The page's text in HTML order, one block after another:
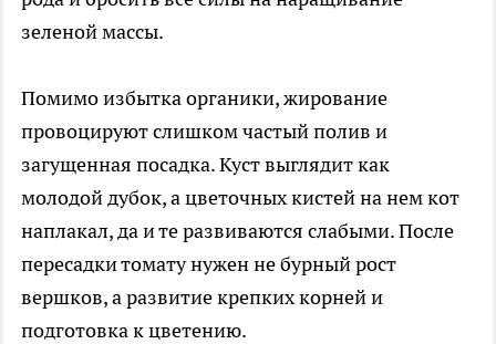
зеленой массы.
Помимо избытка органики, жирование
провоцируют слишком частый полив и
загущенная посадка. Куст выглядит как
молодой дубок, а цветочных кистей на нем кот
наплакал, да и те развиваются слабыми. После
пересадки томату нужен не бурный рост
вершков, а развитие крепких корней и
подготовка к цветению.